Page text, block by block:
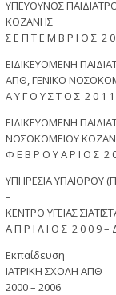
ΥΠΕΥΘΥΝΟΣ
ΚΟΖΑΝΗΣ
Σ Ε Π Τ Ε Μ Β Ρ Ι Ο Σ 2 0
ΕΙΔΙΚΕΥΟΜΕΝΗ
ΑΠΘ, ΓΕΝΙΚΟ
Α Υ Γ Ο Υ Σ Τ Ο Σ 2 0 1
ΕΙΔΙΚΕΥΟΜΕΝΗ
ΝΟΣΟΚΟΜΕΙΟΥ
Φ Ε Β Ρ Ο Υ Α Ρ Ι Ο Σ 2
ΥΠΗΡΕΣΙΑ ΥΠΑΙΘΡΟΥ
–
ΚΕΝΤΡΟ ΥΓΕΙΑΣ
Α Π Ρ Ι Λ Ι Ο Σ 2 0 0 9 –
Εκπαίδευση
ΙΑΤΡΙΚΗ ΣΧΟΛΗ ΑΠΘ
2000 – 2006